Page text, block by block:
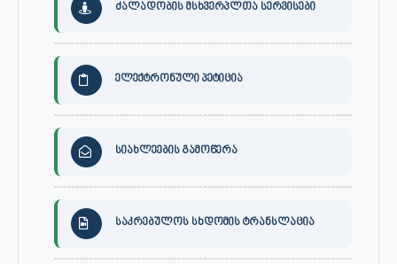
ძალადობის მსხვერპლთა სერვისები
ელექტრონული პეტიცია
სიახლეების გამოწერა
საკრებულოს სხდომის ტრანსლაცია